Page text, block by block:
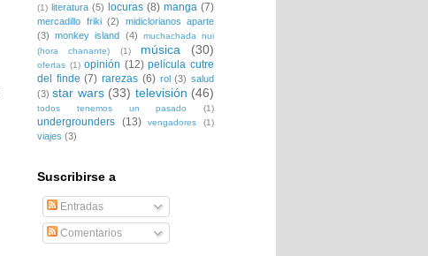
(1) literatura (5) locuras (8) manga (7)
mercadillo friki (2)
midiclorianos aparte
(3)
monkey island (4)
muchachada nui
(hora chanante)
(1) música (30)
ofertas (1) opinión (12) película cutre
del finde (7) rarezas (6) rol (3) salud
(3) star wars (33) televisión (46)
todos tenemos un pasado (1)
undergrounders (13) vengadores (1)
viajes (3)
Suscribirse a
Entradas
Comentarios